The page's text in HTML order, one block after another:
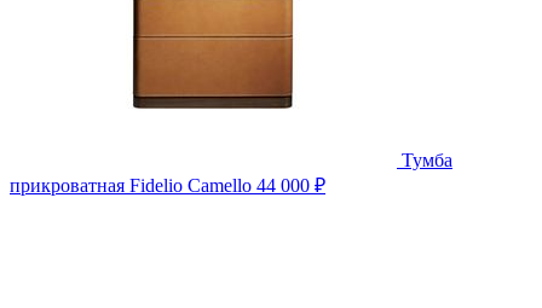
Тумба
прикроватная Fidelio Camello 44 000 ₽